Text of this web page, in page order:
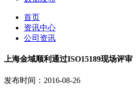
首页
资讯中心
公司资讯
上海金域顺利通过ISO15189现场评审
发布时间：2016-08-26